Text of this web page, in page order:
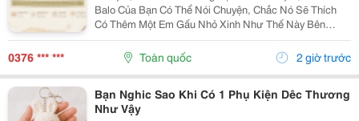
Balo Của Bạn Có Thể Nói Chuyện, Chắc Nó Sẽ Thích
Có Thêm Một Em Gấu Nhỏ Xinh Như Thế Này Bên
Cạnh. Từ Những Buổi Đi Học, Đi Làm, Đi Cà Phê Hay
Những Chuyến Đi Chơi Cuối Tuần, Em Móc Khóa Gấu
Bông...
0376 *** *** Toàn quốc 2 giờ trước
Bạn Nghic Sao Khi Có 1 Phụ Kiện Dêc Thương
Như Vậy